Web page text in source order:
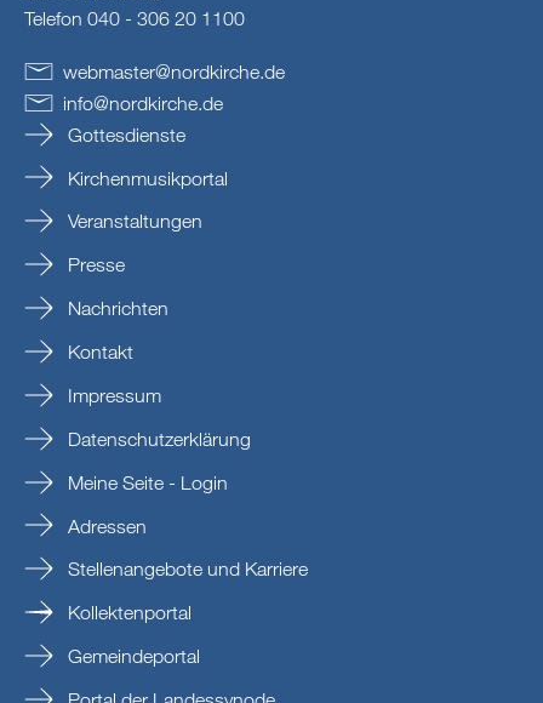
Telefon 040 - 306 20 1100
webmaster@nordkirche.de
info@nordkirche.de
Gottesdienste
Kirchenmusikportal
Veranstaltungen
Presse
Nachrichten
Kontakt
Impressum
Datenschutzerklärung
Meine Seite - Login
Adressen
Stellenangebote und Karriere
Kollektenportal
Gemeindeportal